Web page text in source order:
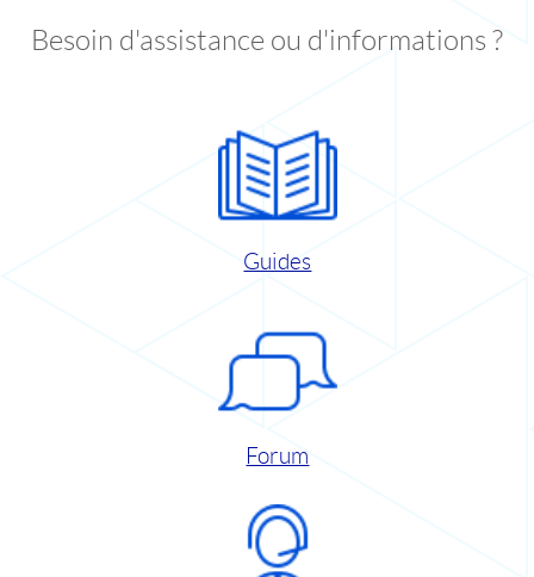
Besoin d'assistance ou d'informations ?
Guides
Forum